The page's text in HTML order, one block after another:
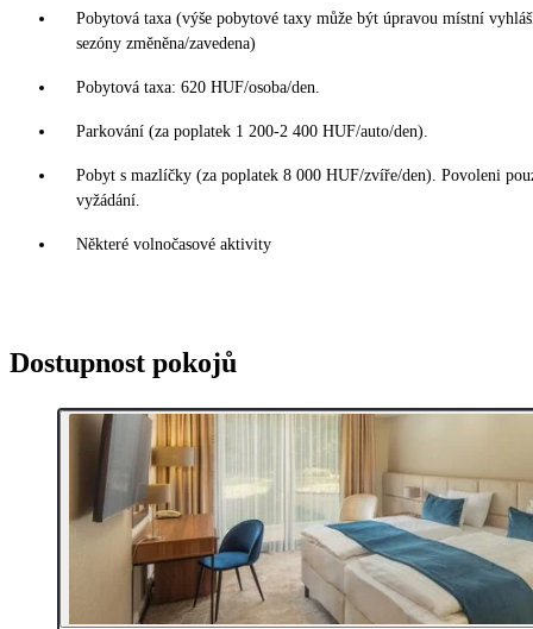
Pobytová taxa (výše pobytové taxy může být úpravou místní
sezóny změněna/zavedena)
Pobytová taxa: 620 HUF/osoba/den.
Parkování (za poplatek 1 200-2 400 HUF/auto/den).
Pobyt s mazlíčky (za poplatek 8 000 HUF/zvíře/den). Povoleni
vyžádání.
Některé volnočasové aktivity
Dostupnost pokojů